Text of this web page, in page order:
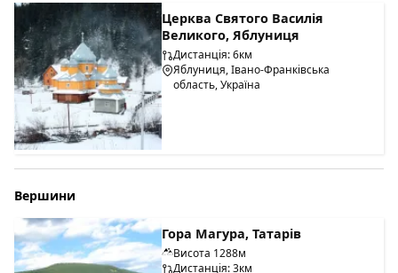
Церква Святого Василія
Великого, Яблуниця
Дистанція: 6км
Яблуниця, Івано-Франківська
область, Україна
Вершини
Гора Магура, Татарів
Висота 1288м
Дистанція: 3км